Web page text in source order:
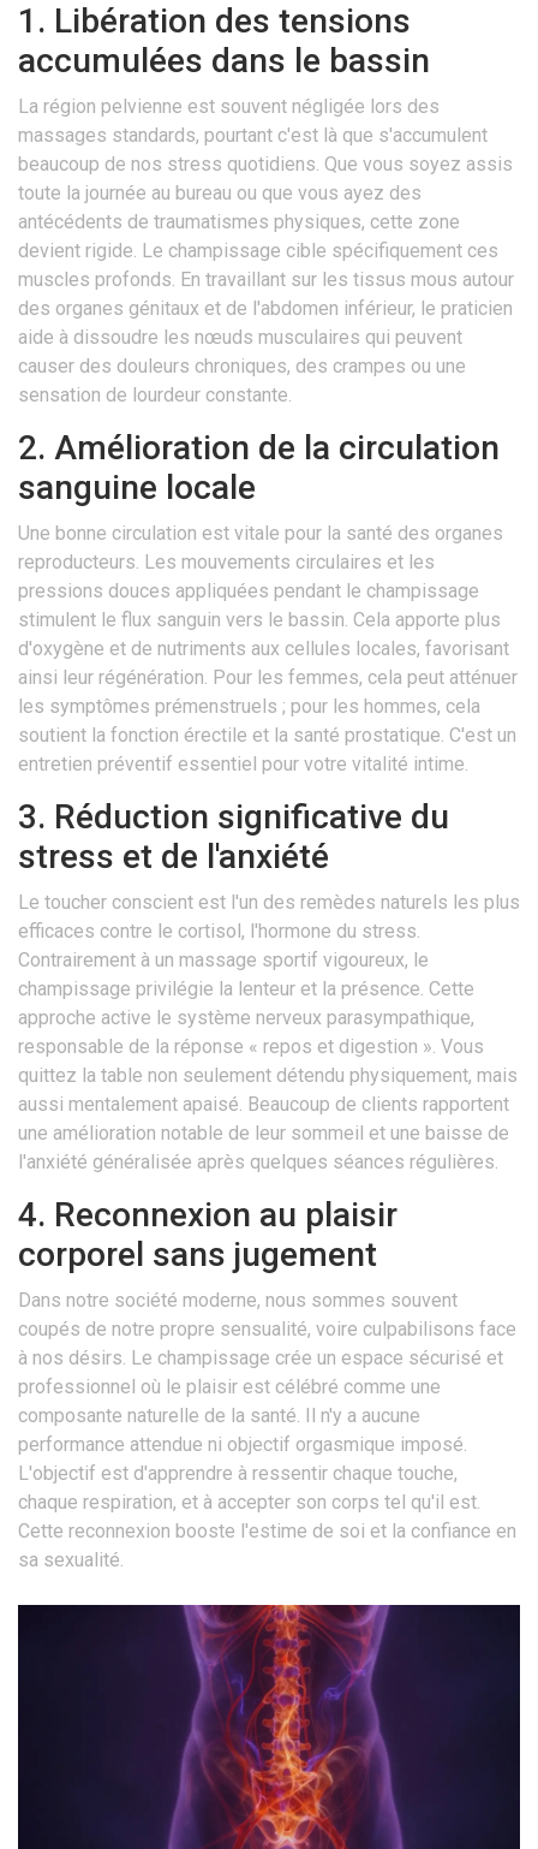
1. Libération des tensions
accumulées dans le bassin
La région pelvienne est souvent négligée lors des
massages standards, pourtant c'est là que s'accumulent
beaucoup de nos stress quotidiens. Que vous soyez assis
toute la journée au bureau ou que vous ayez des
antécédents de traumatismes physiques, cette zone
devient rigide. Le champissage cible spécifiquement ces
muscles profonds. En travaillant sur les tissus mous autour
des organes génitaux et de l'abdomen inférieur, le praticien
aide à dissoudre les nœuds musculaires qui peuvent
causer des douleurs chroniques, des crampes ou une
sensation de lourdeur constante.
2. Amélioration de la circulation
sanguine locale
Une bonne circulation est vitale pour la santé des organes
reproducteurs. Les mouvements circulaires et les
pressions douces appliquées pendant le champissage
stimulent le flux sanguin vers le bassin. Cela apporte plus
d'oxygène et de nutriments aux cellules locales, favorisant
ainsi leur régénération. Pour les femmes, cela peut atténuer
les symptômes prémenstruels ; pour les hommes, cela
soutient la fonction érectile et la santé prostatique. C'est un
entretien préventif essentiel pour votre vitalité intime.
3. Réduction significative du
stress et de l'anxiété
Le toucher conscient est l'un des remèdes naturels les plus
efficaces contre le cortisol, l'hormone du stress.
Contrairement à un massage sportif vigoureux, le
champissage privilégie la lenteur et la présence. Cette
approche active le système nerveux parasympathique,
responsable de la réponse « repos et digestion ». Vous
quittez la table non seulement détendu physiquement, mais
aussi mentalement apaisé. Beaucoup de clients rapportent
une amélioration notable de leur sommeil et une baisse de
l'anxiété généralisée après quelques séances régulières.
4. Reconnexion au plaisir
corporel sans jugement
Dans notre société moderne, nous sommes souvent
coupés de notre propre sensualité, voire culpabilisons face
à nos désirs. Le champissage crée un espace sécurisé et
professionnel où le plaisir est célébré comme une
composante naturelle de la santé. Il n'y a aucune
performance attendue ni objectif orgasmique imposé.
L'objectif est d'apprendre à ressentir chaque touche,
chaque respiration, et à accepter son corps tel qu'il est.
Cette reconnexion booste l'estime de soi et la confiance en
sa sexualité.